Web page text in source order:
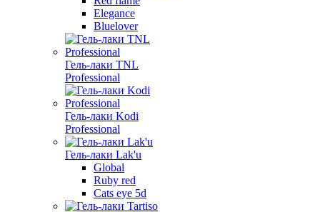
Elegance
Bluelover
Гель-лаки TNL
Professional
Гель-лаки Kodi
Professional
Гель-лаки Lak'u
Global
Ruby red
Cats eye 5d